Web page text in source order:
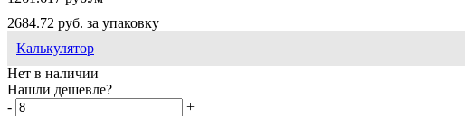
2684.72 руб. за упаковку
Калькулятор
Нет в наличии
Нашли дешевле?
-
+